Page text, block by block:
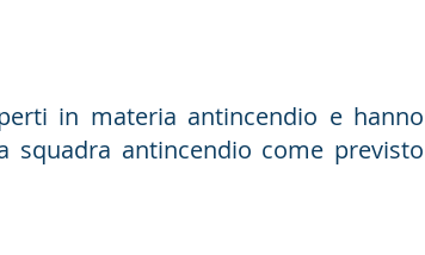
in materia antincendio e hanno
squadra antincendio come previsto